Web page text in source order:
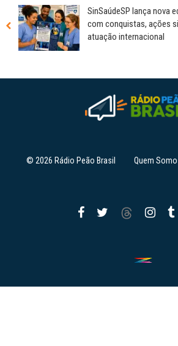
SinSaúdeSP lança nova
com conquistas, ações
atuação internacional
© 2026 Rádio Peão Brasil Quem